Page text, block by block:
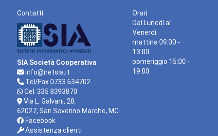
Contatti
SIA Società Cooperativa
info@netsia.it
Tel/Fax 0733 634702
Cel. 335 8393870
Via L. Galvani, 28,
62027, San Severino Marche, MC
Facebook
Assistenza clienti
Orari
Dal Lunedì al
Venerdì
mattina 09:00 -
13:00
pomeriggio 15:00 -
19:00